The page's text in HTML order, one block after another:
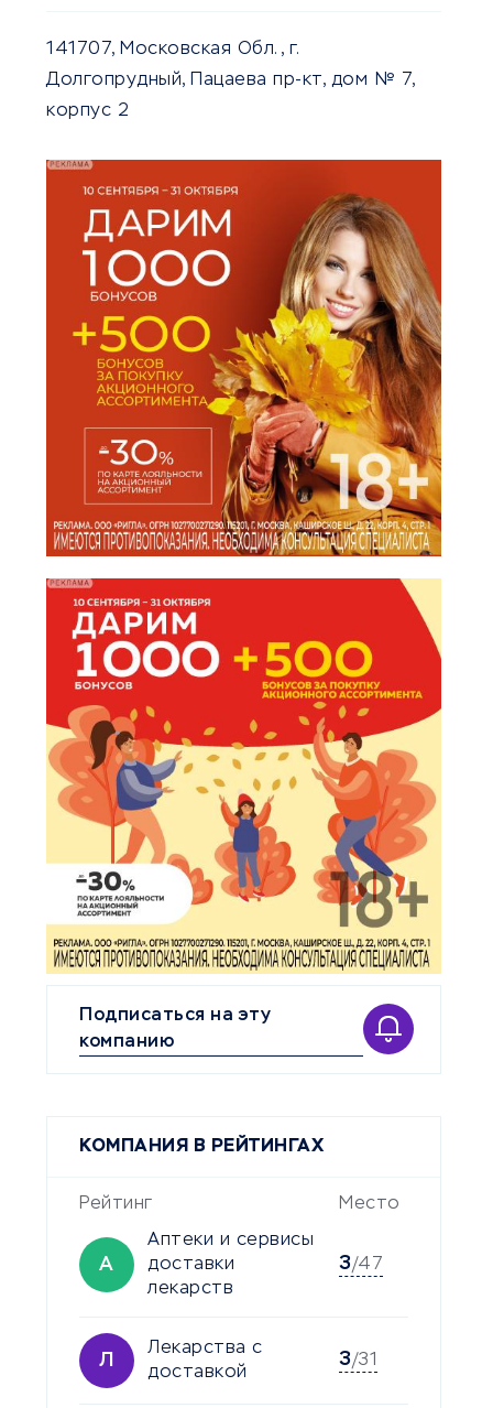
141707, Московская Обл., г.
Долгопрудный, Пацаева пр-кт, дом № 7,
корпус 2
Подписаться на эту
компанию
КОМПАНИЯ В РЕЙТИНГАХ
Рейтинг Место
А
Аптеки и сервисы
доставки
лекарств
3/47
Л
Лекарства с
доставкой
3/31